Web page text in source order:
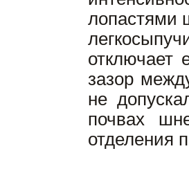
лопастями
отключает
зазор
не
почвах
отделения